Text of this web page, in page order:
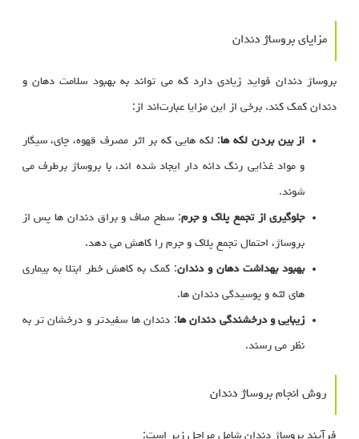
مزایای بروساژ دندان
بروساژ دندان فواید زیادی دارد که می‌ تواند به بهبود سلامت دهان و
دندان کمک کند. برخی از این مزایا عبارت‌اند از:
از بین بردن لکه‌ ها: لکه‌ هایی که بر اثر مصرف قهوه، چای، سیگار
و مواد غذایی رنگ‌ دانه‌ دار ایجاد شده‌ اند، با بروساژ برطرف می‌
شوند.
جلوگیری از تجمع پلاک و جرم: سطح صاف و براق دندان‌ ها پس از
بروساژ، احتمال تجمع پلاک و جرم را کاهش می‌ دهد.
بهبود بهداشت دهان و دندان: کمک به کاهش خطر ابتلا به بیماری‌
های لثه و پوسیدگی دندان‌ ها.
زیبایی و درخشندگی دندان‌ ها: دندان‌ ها سفیدتر و درخشان‌ تر به
نظر می‌ رسند.
روش انجام بروساژ دندان
فرآیند بروساژ دندان شامل مراحل زیر است: